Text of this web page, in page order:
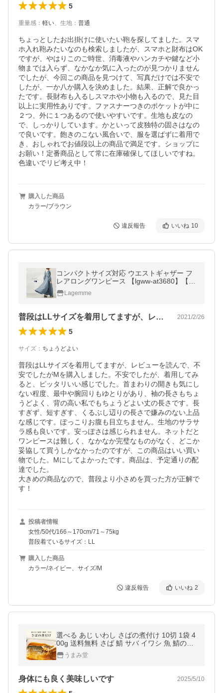
5
重量感 ： 軽い、 生地 ： 普通
ちょっとしたお出掛けに使いたい鞄を探してました。スマ
ホ入れ鞄みたいなのも検索しましたが、スマホと財布はOK
ですが、やはりこのご時世、消毒液やハンカチや鍵など小
物までは入らず、なかなか気に入ったのが見つかりません
でしたが、今回この商品を見つけて、写真だけでは不安で
したが、一か八か購入を決めました。結果、正解で良かっ
たです。長財布も入るしスマホや小物も入るので、見た目
以上に実用性ありです。ファスナーつきのポケットが中に
２つ、外に１つあるので使いやすいです。生地も皮なの
で、しっかりしています。かといって皮独特の固さはなの
で良いです。飽きのこない風合いで、服を選ばずに着用で
き、おしゃれでお値段以上の商品で満足です。ショップに
お願い！定番商品として常に在庫確保してほしいですね。
色違いでリピ考え中！
購入した商品
カラー/ブラウン
違反報告 いいね 10
コンパクトサイズ対応 ウエストギャザー フ
レアロングワンピース 【lgww-at3680】【即
納：1-5営業日】【送料無料】メ込2
Lagemme
普段はLLサイズを着用してますが、レビ… 2021/2/26
5
サイズ ： ちょうどよい
普段はLLサイズを着用してますが、レビューを読んで、不
安でしたがMを購入しました。不安でしたが、着用してみ
ると、ピッタリいい感じでした。首まわりの開きも気にし
ない程度、最中や腕回りもゆとりがあり、袖の長さもちょ
うどよく、背の高い私でもちょうどよい丈の長さです。長
すぎず、短すぎす、くるぶし辺りの長さで嫌みのない上品
な感じです。ぽっこりお腹も目立ちません。生地のサラサ
ラ感も良いです。安っぽさは感じられません。ネットだと
ワンピースは難しく、なかなか完璧なものがなく、どこか
妥協して買うしかなかったのですが、この商品はいい買い
物でした。Mにしてよかったです。商品は、予定通りの配
達でした。
大きめの商品なので、普段より小さめを買った方が正解で
す！
投稿者情報
女性/50代/166～170cm/71～75kg
普段着ているサイズ：LL
購入した商品
カラー/ネイビー、サイズ/M
違反報告 いいね 2
選べる あじ いわし さばの煮付け 10切 1袋 4
00g 送料無料 さば 鯖 サバ イワシ 魚 鯖の味
噌煮 生姜煮 レトルト 常温 煮魚 骨まで柔ら
か 爆買 うま味 [メール便]
うまみ堂
身体にも良く美味しいです 2025/5/10